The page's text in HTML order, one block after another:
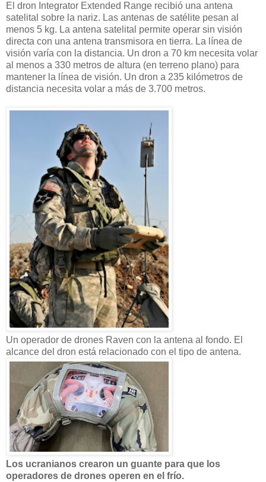
El dron Integrator Extended Range recibió una antena
satelital sobre la nariz. Las antenas de satélite pesan al
menos 5 kg. La antena satelital permite operar sin visión
directa con una antena transmisora ​​en tierra. La línea de
visión varía con la distancia. Un dron a 70 km necesita volar
al menos a 330 metros de altura (en terreno plano) para
mantener la línea de visión. Un dron a 235 kilómetros de
distancia necesita volar a más de 3.700 metros.
Un operador de drones Raven con la antena al fondo. El
alcance del dron está relacionado con el tipo de antena.
Los ucranianos crearon un guante para que los
operadores de drones operen en el frío.